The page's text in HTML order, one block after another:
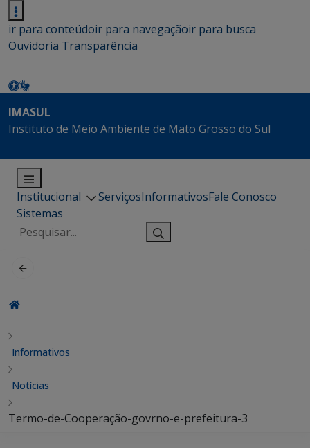
ir para conteúdoir para navegaçãoir para busca
Ouvidoria Transparência
IMASUL
Instituto de Meio Ambiente de Mato Grosso do Sul
Institucional ServiçosInformativosFale Conosco
Sistemas
Pesquisar
por:
Informativos
Notícias
Termo-de-Cooperação-govrno-e-prefeitura-3